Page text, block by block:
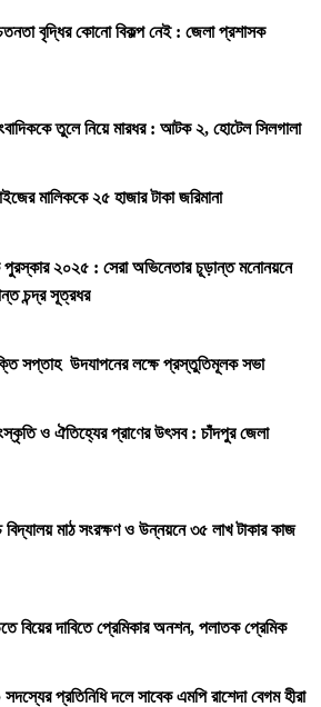
বৃদ্ধির কোনো বিকল্প নেই : জেলা প্রশাসক
তুলে নিয়ে মারধর : আটক ২, হোটেল সিলগালা
মালিককে ২৫ হাজার টাকা জরিমানা
২০২৫ : সেরা অভিনেতার চূড়ান্ত মনোনয়নে
চন্দ্র সূত্রধর
সপ্তাহ উদযাপনের লক্ষে প্রস্তুতিমূলক সভা
ও ঐতিহ্যের প্রাণের উৎসব : চাঁদপুর জেলা
মাঠ সংরক্ষণ ও উন্নয়নে ৩৫ লাখ টাকার কাজ
বিয়ের দাবিতে প্রেমিকার অনশন, পলাতক প্রেমিক
প্রতিনিধি দলে সাবেক এমপি রাশেদা বেগম হীরা